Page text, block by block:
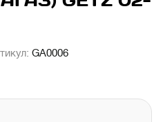
GA0006